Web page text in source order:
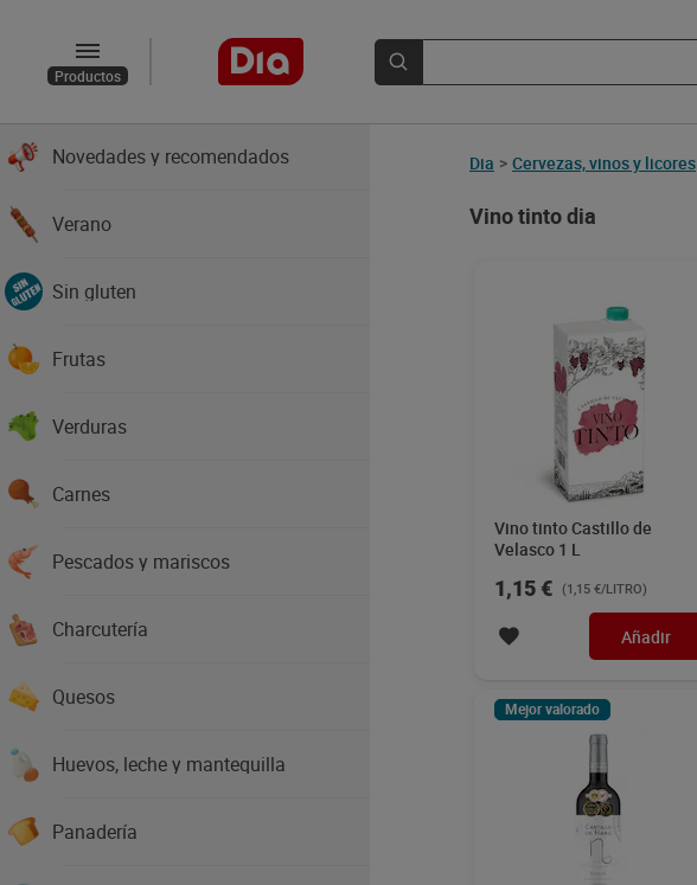
Productos
Novedades y recomendados
Verano
Sin gluten
Frutas
Verduras
Carnes
Pescados y mariscos
Charcutería
Quesos
Huevos, leche y mantequilla
Panadería
Dia > Cervezas, vinos y licores
Vino tinto dia
Vino tinto Castillo de
Velasco 1 L
1,15 € (1,15 €/LITRO)
Añadir
Mejor valorado